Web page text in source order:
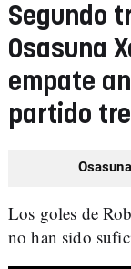
Segundo
Osasuna
empate
partido
Los goles de
no han sido